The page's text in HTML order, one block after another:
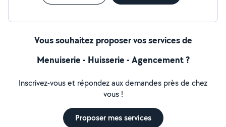
Vous souhaitez proposer vos services de
Menuiserie - Huisserie - Agencement ?
Inscrivez-vous et répondez aux demandes près de chez
vous !
Proposer mes services